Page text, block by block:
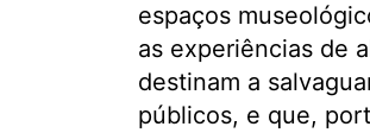
espaços
as experiências de
destinam a
públicos, e que,